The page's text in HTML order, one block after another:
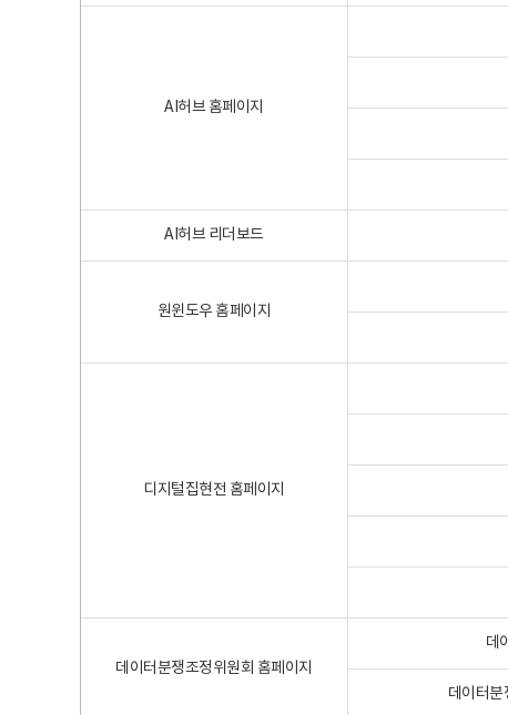
AI허브 홈페이지
AI허브 리더보드
원윈도우 홈페이지
디지털집현전 홈페이지
데이터분쟁조정위원회 홈페이지
데
데이터분